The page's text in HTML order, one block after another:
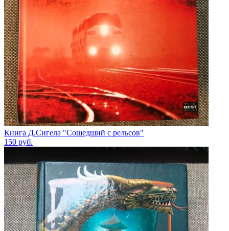
Книга Д.Сигела "Сошедший с рельсов"
150 руб.